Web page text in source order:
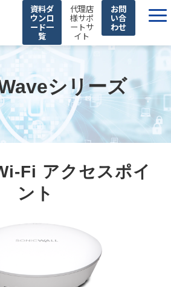
代理店
様サポ
ートサ
イト
資料ダ
ウンロ
ード一
覧
お問
い合
わせ
製品・サービス
取り扱いメーカー
解決できる課題
私たちの強み
企業情報
お知らせ
セミナー
シリーズ
Fi アクセスポイ
ント